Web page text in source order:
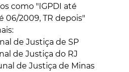
como "IGPDI até
06/2009, TR depois"
de Justiça de SP
de Justiça do RJ
de Justiça de Minas